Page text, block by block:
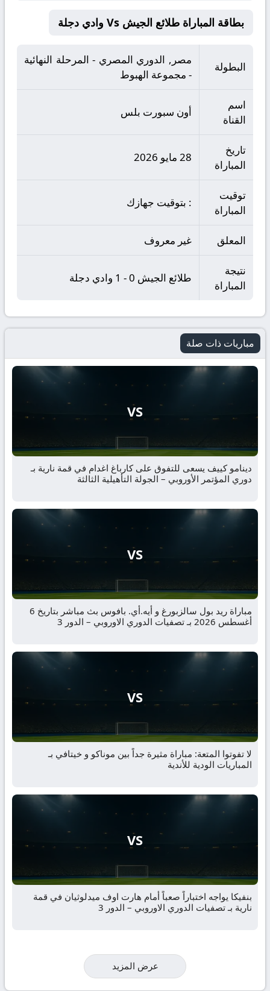
بطاقة المباراة طلائع الجيش Vs وادي دجلة
البطولة
مصر, الدوري المصري - المرحلة النهائية
- مجموعة الهبوط
اسم
القناة
أون سبورت بلس
تاريخ
المباراة
28 مايو 2026
توقيت
المباراة
: بتوقيت جهازك
المعلق غير معروف
نتيجة
المباراة
طلائع الجيش 0 - 1 وادي دجلة
مباريات ذات صلة
VS
دينامو كييف يسعى للتفوق على كارباغ اغدام في قمة نارية بـ
دوري المؤتمر الأوروبي – الجولة التأهيلية الثالثة
VS
مباراة ريد بول سالزبورغ و أيه.أي. بافوس بث مباشر بتاريخ 6
أغسطس 2026 بـ تصفيات الدوري الاوروبي – الدور 3
VS
لا تفوتوا المتعة: مباراة مثيرة جداً بين موناكو و خيتافي بـ
المباريات الودية للأندية
VS
بنفيكا يواجه اختباراً صعباً أمام هارت اوف ميدلوثيان في قمة
نارية بـ تصفيات الدوري الاوروبي – الدور 3
عرض المزيد